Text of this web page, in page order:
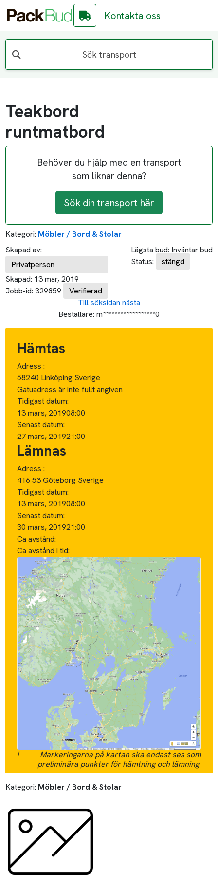
Kontakta oss
Sök transport
Teakbord
runtmatbord
Behöver du hjälp med en transport
som liknar denna?
Sök din transport här
Kategori: Möbler / Bord & Stolar
Skapad av:
Privatperson
Skapad: 13 mar, 2019
Jobb-id: 329859 Verifierad
Lägsta bud: Inväntar bud
Status:
stängd
Till söksidan nästa
Beställare: m******************0
Hämtas
Adress :
58240 Linköping Sverige
Gatuadress är inte fullt angiven
Tidigast datum:
13 mars, 201908:00
Senast datum:
27 mars, 201921:00
Lämnas
Adress :
416 53 Göteborg Sverige
Tidigast datum:
13 mars, 201908:00
Senast datum:
30 mars, 201921:00
Ca avstånd:
Ca avstånd i tid:
i
Markeringarna på kartan ska endast ses som
preliminära punkter för hämtning och lämning.
Kategori: Möbler / Bord & Stolar